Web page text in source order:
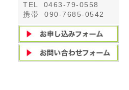
TEL 0463-79-0558
携帯 090-7685-0542